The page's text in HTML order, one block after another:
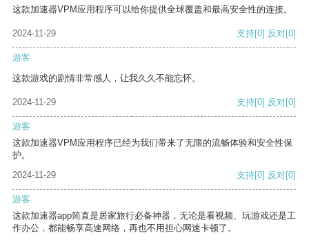
这款加速器VPM应用程序可以给你提供全球覆盖和最高安全性的连接。
2024-11-29 支持[0] 反对[0]
游客
这款游戏的剧情非常感人，让我久久不能忘怀。
2024-11-29 支持[0] 反对[0]
游客
这款加速器VPM应用程序已经为我们带来了无限的流畅体验和安全性保
护。
2024-11-29
支持[0] 反对[0]
游客
这款加速器app简直是居家旅行必备神器，无论是看视频、玩游戏还是工
作办公，都能畅享高速网络，再也不用担心网速卡顿了。